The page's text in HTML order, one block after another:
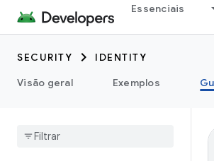
Essenciais
SECURITY
IDENTITY
Visão geral
Exemplos